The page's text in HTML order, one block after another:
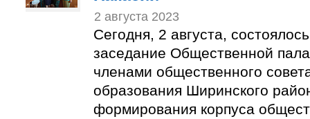
2 августа 2023
Сегодня, 2 августа,
заседание Общественной
членами общественного
образования Ширинского
формирования корпуса